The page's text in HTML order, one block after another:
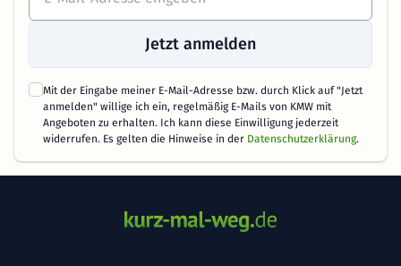
Jetzt anmelden
Mit der Eingabe meiner E-Mail-Adresse bzw. durch Klick auf "Jetzt
anmelden" willige ich ein, regelmäßig E-Mails von KMW mit
Angeboten zu erhalten. Ich kann diese Einwilligung jederzeit
widerrufen. Es gelten die Hinweise in der Datenschutzerklärung.